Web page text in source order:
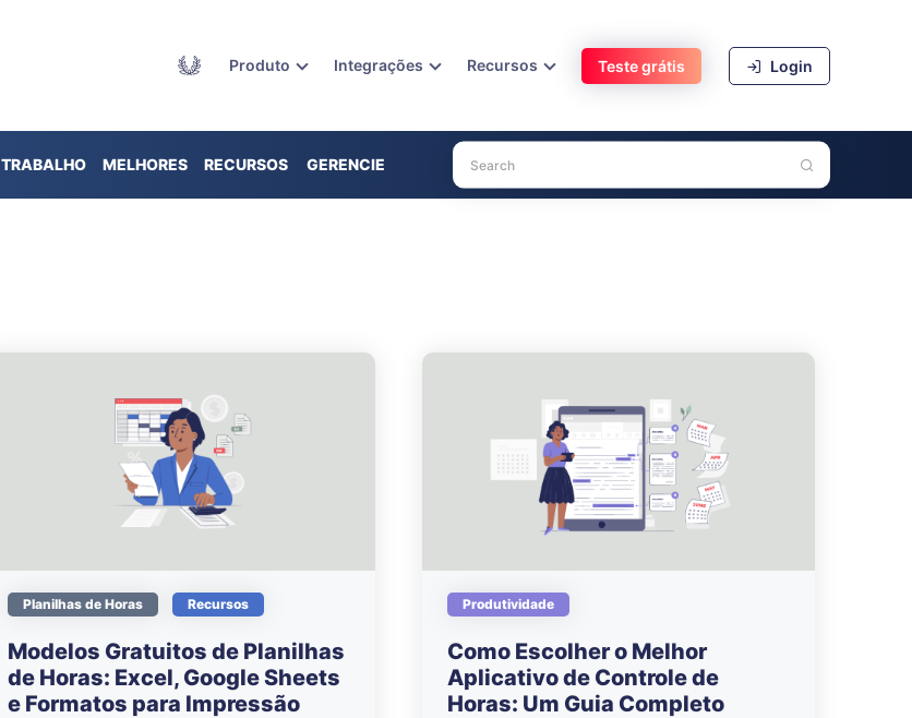
AcademyProduto Integrações Recursos Teste grátis Login
TRABALHO MELHORES RECURSOS GERENCIE
Planilhas de Horas Recursos
Modelos Gratuitos de Planilhas
de Horas: Excel, Google Sheets
e Formatos para Impressão
Produtividade
Como Escolher o Melhor
Aplicativo de Controle de
Horas: Um Guia Completo